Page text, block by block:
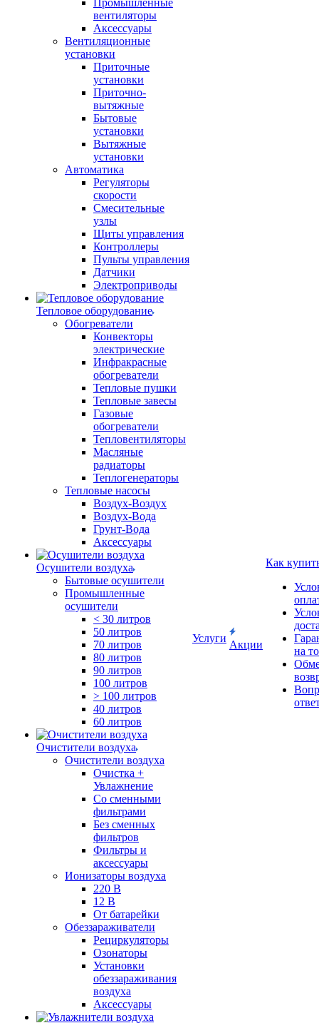
Промышленные
вентиляторы
Аксессуары
Вентиляционные
установки
Приточные
установки
Приточно-
вытяжные
Бытовые
установки
Вытяжные
установки
Автоматика
Регуляторы
скорости
Смесительные
узлы
Щиты управления
Контроллеры
Пульты управления
Датчики
Электроприводы
Тепловое оборудование
Обогреватели
Конвекторы
электрические
Инфракрасные
обогреватели
Тепловые пушки
Тепловые завесы
Газовые
обогреватели
Тепловентиляторы
Масляные
радиаторы
Теплогенераторы
Тепловые насосы
Воздух-Воздух
Воздух-Вода
Грунт-Вода
Аксессуары
Осушители воздуха
Бытовые осушители
Промышленные
осушители
< 30 литров
50 литров
70 литров
80 литров
90 литров
100 литров
> 100 литров
40 литров
60 литров
Очистители воздуха
Очистители воздуха
Очистка +
Увлажнение
Cо сменными
фильтрами
Без сменных
фильтров
Фильтры и
аксессуары
Ионизаторы воздуха
220 В
12 В
От батарейки
Обеззараживатели
Рециркуляторы
Озонаторы
Установки
обеззараживания
воздуха
Аксессуары
Услуги
Акции
Как
на